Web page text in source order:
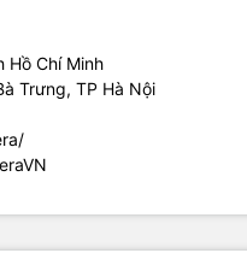
Hồ Chí Minh
Trưng, TP Hà Nội